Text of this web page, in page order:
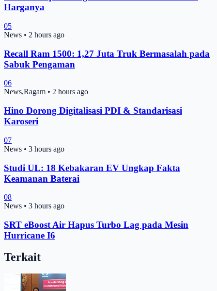
Harganya
05
News • 2 hours ago
Recall Ram 1500: 1,27 Juta Truk Bermasalah pada
Sabuk Pengaman
06
News,Ragam • 2 hours ago
Hino Dorong Digitalisasi PDI & Standarisasi
Karoseri
07
News • 3 hours ago
Studi UL: 18 Kebakaran EV Ungkap Fakta
Keamanan Baterai
08
News • 3 hours ago
SRT eBoost Air Hapus Turbo Lag pada Mesin
Hurricane I6
Terkait